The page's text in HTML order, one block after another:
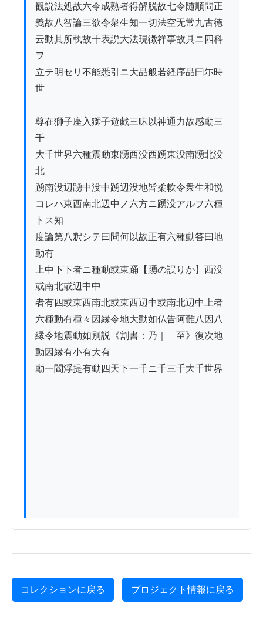
観説法処故六令成熟者得解脱故七令随順問正
義故八智論三欲令衆生知一切法空无常九古徳
云動其所執故十表説大法現徴祥事故具ニ四科
ヲ
立テ明セリ不能悉引ニ大品般若経序品曰尓時
世
尊在獅子座入獅子遊戯三昧以神通力故感動三
千
大千世界六種震動東踴西没西踴東没南踴北没
北
踴南没辺踴中没中踴辺没地皆柔軟令衆生和悦
コレハ東西南北辺中ノ六方ニ踴没アルヲ六種
トス知
度論第八釈シテ曰問何以故正有六種動答曰地
動有
上中下下者ニ種動或東踊【踴の誤りか】西没
或南北或辺中中
者有四或東西南北或東西辺中或南北辺中上者
六種動有種々因縁令地大動如仏告阿難八因八
縁令地震動如別説《割書：乃｜　至》復次地
動因縁有小有大有
動一閻浮提有動四天下一千ニ千三千大千世界
コレクションに戻る プロジェクト情報に戻る